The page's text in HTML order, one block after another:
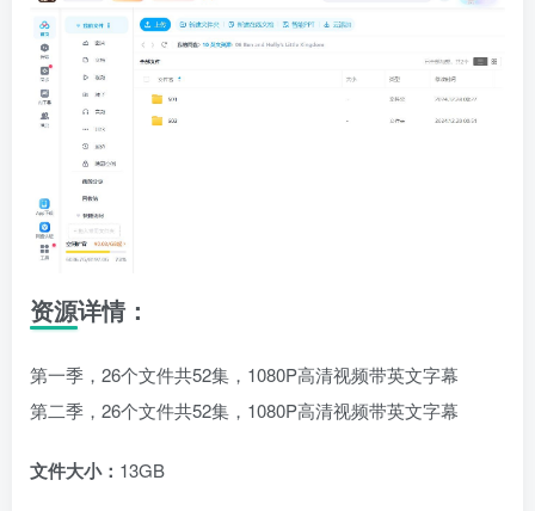
资源详情：
第一季，26个文件共52集，1080P高清视频带英文字幕
第二季，26个文件共52集，1080P高清视频带英文字幕
文件大小： 13GB